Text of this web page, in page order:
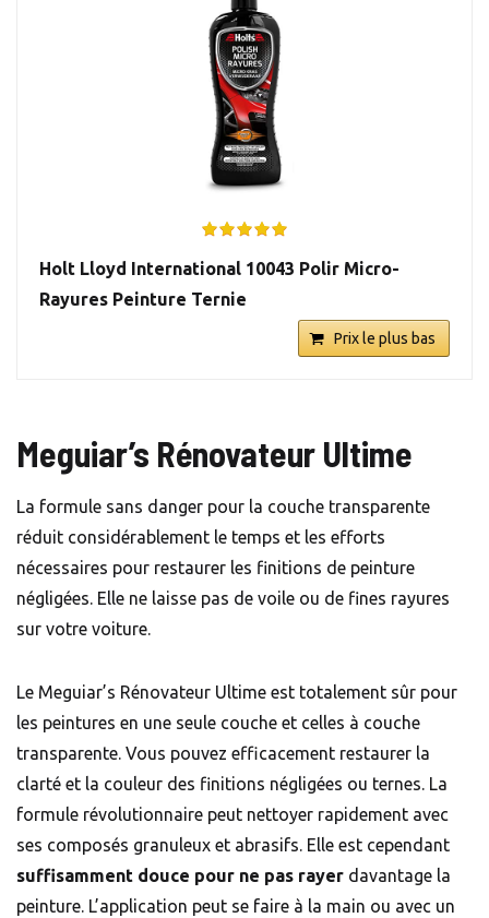
Holt Lloyd International 10043 Polir Micro-
Rayures Peinture Ternie
Prix le plus bas
Meguiar’s Rénovateur Ultime
La formule sans danger pour la couche transparente
réduit considérablement le temps et les efforts
nécessaires pour restaurer les finitions de peinture
négligées. Elle ne laisse pas de voile ou de fines rayures
sur votre voiture.
Le Meguiar’s Rénovateur Ultime est totalement sûr pour
les peintures en une seule couche et celles à couche
transparente. Vous pouvez efficacement restaurer la
clarté et la couleur des finitions négligées ou ternes. La
formule révolutionnaire peut nettoyer rapidement avec
ses composés granuleux et abrasifs. Elle est cependant
suffisamment douce pour ne pas rayer davantage la
peinture. L’application peut se faire à la main ou avec un